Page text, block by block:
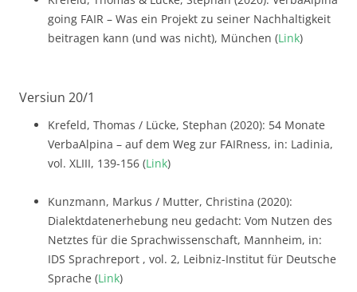
going FAIR – Was ein Projekt zu seiner Nachhaltigkeit
beitragen kann (und was nicht), München (Link)
Versiun 20/1
Krefeld, Thomas / Lücke, Stephan (2020): 54 Monate
VerbaAlpina – auf dem Weg zur FAIRness, in: Ladinia,
vol. XLIII, 139-156 (Link)
Kunzmann, Markus / Mutter, Christina (2020):
Dialektdatenerhebung neu gedacht: Vom Nutzen des
Netztes für die Sprachwissenschaft, Mannheim, in:
IDS Sprachreport , vol. 2, Leibniz-Institut für Deutsche
Sprache (Link)